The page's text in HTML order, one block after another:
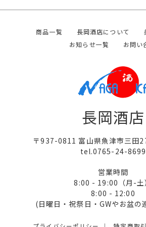
商品一覧 長岡酒店について
お知らせ一覧
お問い
長岡酒店
〒937-0811 富山県魚津市三田
tel.0765-24-8699
営業時間
8:00 - 19:00（月-土
8:00 - 12:00
(日曜日・祝祭日・GWやお盆の